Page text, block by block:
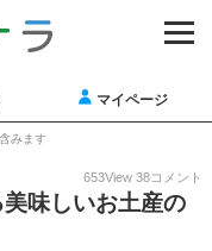
マイページ
みます
653View 38コメント
味しいお土産の